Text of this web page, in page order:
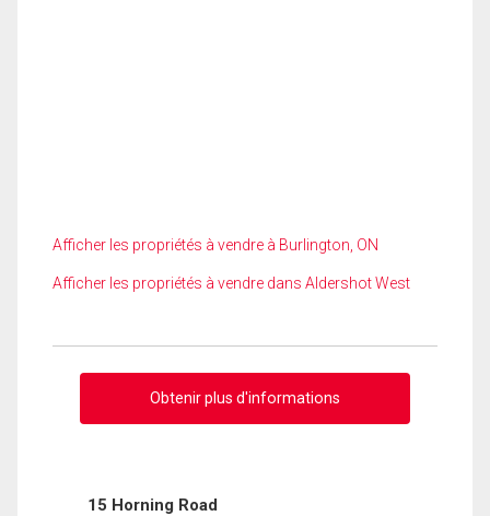
Afficher les propriétés à vendre à Burlington, ON
Afficher les propriétés à vendre dans Aldershot West
Obtenir plus d'informations
15 Horning Road